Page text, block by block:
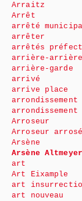
Arraitz
Arrêt
arrêté
arrêter
arrêtés
arrière-arrière
arrière-garde
arrivé
arrive place
arrondissement
Arroseur
Arroseur arrosé
Arsène
Arsène Altmeyer
art
Art Eixample
art
art nouveau